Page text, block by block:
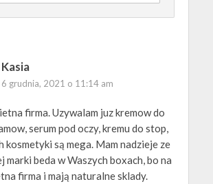
Kasia
6 grudnia, 2021 o 11:14 am
firma. Uzywalam juz kremow do
serum pod oczy, kremu do stop,
kosmetyki są mega. Mam nadzieje ze
marki beda w Waszych boxach, bo na
firma i mają naturalne sklady.